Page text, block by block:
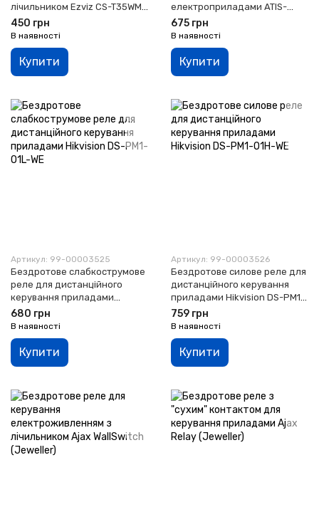
лічильником Ezviz CS-T35WM
(CS-T35-R100-WM)
450 грн
В наявності
Купити
електроприладами ATIS-
101DCRS-T (Tuya Smart)
675 грн
В наявності
Купити
Артикул: 99-00003525
Бездротове слабкострумове
реле для дистанційного
керування приладами
Hikvision DS-PM1-O1L-WE
680 грн
В наявності
Купити
Артикул: 99-00003526
Бездротове силове реле для
дистанційного керування
приладами Hikvision DS-PM1-
O1H-WE
759 грн
В наявності
Купити